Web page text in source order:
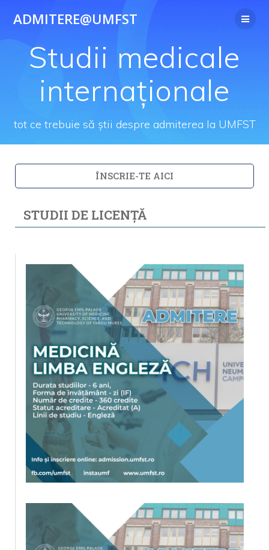
ADMITERE@UMFST
Studii medicale
internaționale
tot ce trebuie să știi despre admiterea la UMFST
ÎNSCRIE-TE AICI
STUDII DE LICENȚĂ